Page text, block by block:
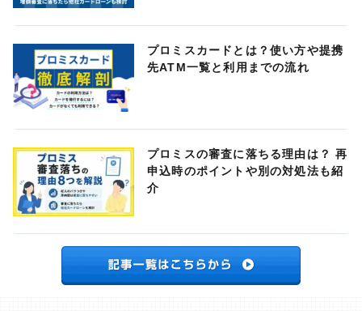
プロミスカードとは？使い方や提携
先ATM一覧と利用までの流れ
プロミスの審査に落ちる理由は？ 再
申込時のポイントや別の対処法も紹
介